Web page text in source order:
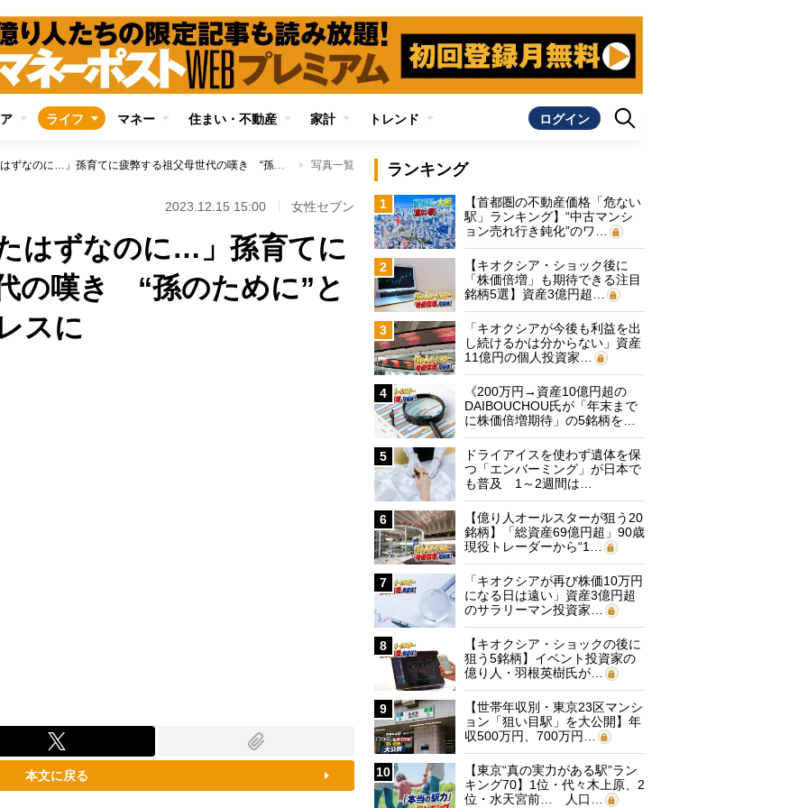
ライフ マネー 住まい・不動産 家計 トレンド ログイン
「子育ては終わったはずなのに…」孫育てに疲弊する祖父母世代の嘆き “孫のために”という義務感がストレスに 写真一覧
2023.12.15 15:00 女性セブン
はずなのに…」孫育てに
の嘆き “孫のために”と
スに
本文に戻る
ランキング
1
【首都圏の不動産価格「危ない
駅」ランキング】“中古マンシ
ョン売れ行き鈍化”のワ…
2
【キオクシア・ショック後に
「株価倍増」も期待できる注目
銘柄5選】資産3億円超…
3
「キオクシアが今後も利益を出
し続けるかは分からない」資産
11億円の個人投資家…
4
《200万円→資産10億円超の
DAIBOUCHOU氏が「年末まで
に株価倍増期待」の5銘柄を…
5
ドライアイスを使わず遺体を保
つ「エンバーミング」が日本で
も普及 1～2週間は…
6
【億り人オールスターが狙う20
銘柄】「総資産69億円超」90歳
現役トレーダーから“1…
7
「キオクシアが再び株価10万円
になる日は遠い」資産3億円超
のサラリーマン投資家…
8
【キオクシア・ショックの後に
狙う5銘柄】イベント投資家の
億り人・羽根英樹氏が…
9
【世帯年収別・東京23区マンシ
ョン「狙い目駅」を大公開】年
収500万円、700万円…
10
【東京“真の実力がある駅”ラン
キング70】1位・代々木上原、2
位・水天宮前… 人口…